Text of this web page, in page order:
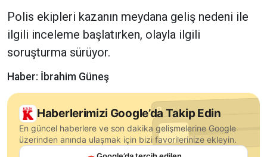
Polis ekipleri kazanın meydana geliş nedeni ile
ilgili inceleme başlatırken, olayla ilgili
soruşturma sürüyor.
Haber: İbrahim Güneş
Haberlerimizi Google’da Takip Edin
En güncel haberlere ve son dakika gelişmelerine Google
üzerinden anında ulaşmak için bizi favorilerinize ekleyin.